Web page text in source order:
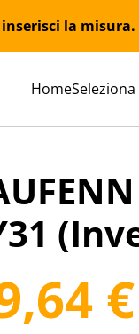
la misura.
Home
€